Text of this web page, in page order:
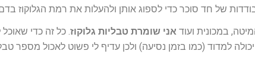
בודדות של חד סוכר כדי לספוג אותן ולהעלות את רמת הגלוקוז
במכונית ועוד אני שומרת טבליות גלוקוז. כל זה כדי
למדוד (כמו בזמן נסיעה) ולכן עדיף לי פשוט לאכול מספר